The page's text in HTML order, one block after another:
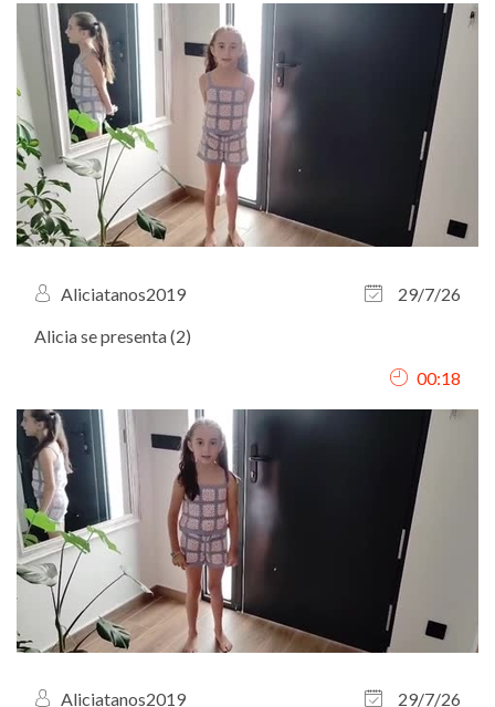
Aliciatanos2019
29/7/26
Alicia se presenta (2)
00:18
Aliciatanos2019
29/7/26